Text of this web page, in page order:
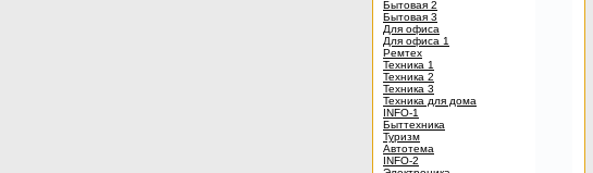
Бытовая 2
Бытовая 3
Для офиса
Для офиса 1
Ремтех
Техника 1
Техника 2
Техника 3
Техника для дома
INFO-1
Быттехника
Туризм
Автотема
INFO-2